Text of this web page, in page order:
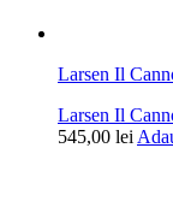
Larsen Il
Larsen Il
545,00 lei